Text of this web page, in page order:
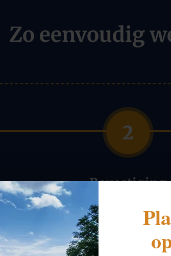
Zo eenvoudig
Bevestiging
Wij sturen u een offerte op
inclusief beschikbaarheid.
binnen 24 uur